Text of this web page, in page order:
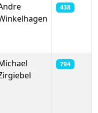
438
794